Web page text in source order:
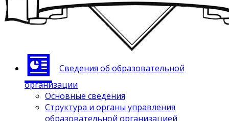
Сведения об образовательной
организации
Основные сведения
Структура и органы управления
образовательной организацией